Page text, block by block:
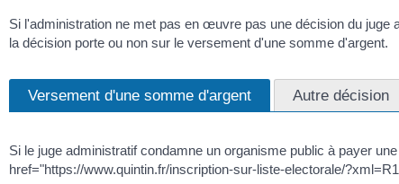
Si l'administration ne met pas en œuvre pas une décision du
la décision porte ou non sur le versement d'une somme d'argent.
Versement d'une somme d'argent Autre décision
Si le juge administratif condamne un organisme public à payer
href="https://www.quintin.fr/inscription-sur-liste-electorale/